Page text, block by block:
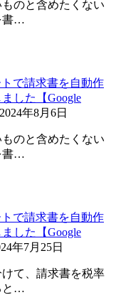
のと含めたくない
書…
トで請求書を自動作
した【Google
2024年8月6日
のと含めたくない
書…
トで請求書を自動作
した【Google
年7月25日
て、請求書を税率
と…